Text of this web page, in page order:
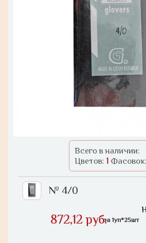
Всего в наличии:
Цветов: 1 Фасовок:
№ 4/0
872,12 руб.за 1уп*25шт